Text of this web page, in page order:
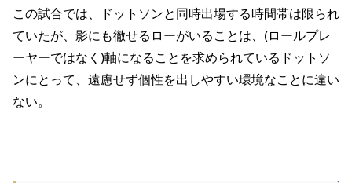
この試合では、ドットソンと同時出場する時間帯は限られ
ていたが、影にも徹せるローがいることは、(ロールプレ
ーヤーではなく)軸になることを求められているドットソ
ンにとって、遠慮せず個性を出しやすい環境なことに違い
ない。